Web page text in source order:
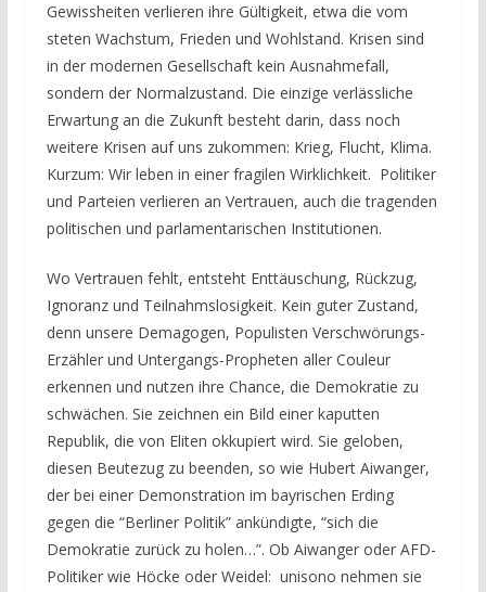
Gewissheiten verlieren ihre Gültigkeit, etwa die vom
steten Wachstum, Frieden und Wohlstand. Krisen sind
in der modernen Gesellschaft kein Ausnahmefall,
sondern der Normalzustand. Die einzige verlässliche
Erwartung an die Zukunft besteht darin, dass noch
weitere Krisen auf uns zukommen: Krieg, Flucht, Klima.
Kurzum: Wir leben in einer fragilen Wirklichkeit. Politiker
und Parteien verlieren an Vertrauen, auch die tragenden
politischen und parlamentarischen Institutionen.
Wo Vertrauen fehlt, entsteht Enttäuschung, Rückzug,
Ignoranz und Teilnahmslosigkeit. Kein guter Zustand,
denn unsere Demagogen, Populisten Verschwörungs-
Erzähler und Untergangs-Propheten aller Couleur
erkennen und nutzen ihre Chance, die Demokratie zu
schwächen. Sie zeichnen ein Bild einer kaputten
Republik, die von Eliten okkupiert wird. Sie geloben,
diesen Beutezug zu beenden, so wie Hubert Aiwanger,
der bei einer Demonstration im bayrischen Erding
gegen die “Berliner Politik” ankündigte, “sich die
Demokratie zurück zu holen…”. Ob Aiwanger oder AFD-
Politiker wie Höcke oder Weidel: unisono nehmen sie